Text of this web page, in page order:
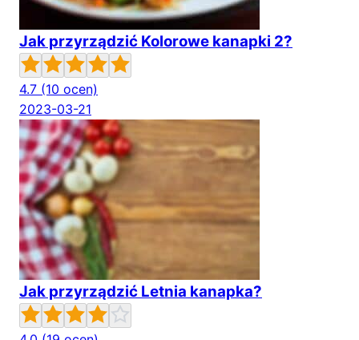
Jak przyrządzić Kolorowe kanapki 2?
4.7 (10 ocen)
2023-03-21
Jak przyrządzić Letnia kanapka?